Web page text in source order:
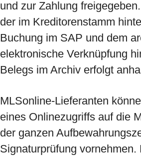
und zur Zahlung
der im Kreditorenstamm
Buchung im SAP und dem
elektronische Verknüpfung
Belegs im Archiv erfolgt
MLSonline-Lieferanten
eines Onlinezugriffs auf die
der ganzen
Signaturprüfung